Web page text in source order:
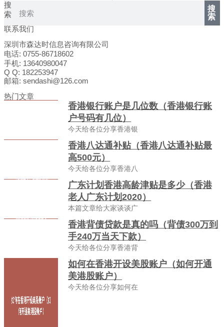
搜
索
搜
索
联系我们
深圳市森达时信息咨询有限公司
电话: 0755-86718602
手机: 13640980047
Q Q: 182253947
邮箱: sendashi@126.com
热门文章
香港银行账户是几位数（香港银行账
户号码有几位）
今天给各位分享香港银
香港八达通补贴（香港八达通补贴最
高500元）
今天给各位分享香港八
广东计划香港高龄津贴是多少（香港
老人广东计划2020）
本篇文章给大家谈谈广
香港背债贷款是真的吗（背债300万到
手240万当天下款）
今天给各位分享香港背
如何在香港开设美股账户（如何开通
美港股账户）
今天给各位分享如何在